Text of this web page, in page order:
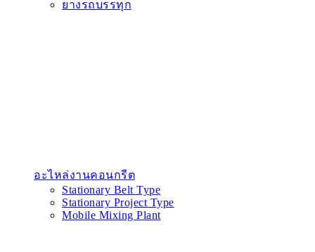
ยางรถบรรทุก
อะไหล่งานคอนกรีต
Stationary Belt Type
Stationary Project Type
Mobile Mixing Plant